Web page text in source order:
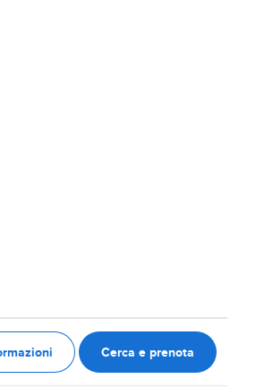
Cerca e prenota